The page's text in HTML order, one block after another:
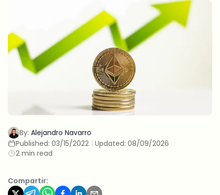
By: Alejandro Navarro
Published: 03/15/2022 | Updated: 08/09/2026
2 min read
Compartir: